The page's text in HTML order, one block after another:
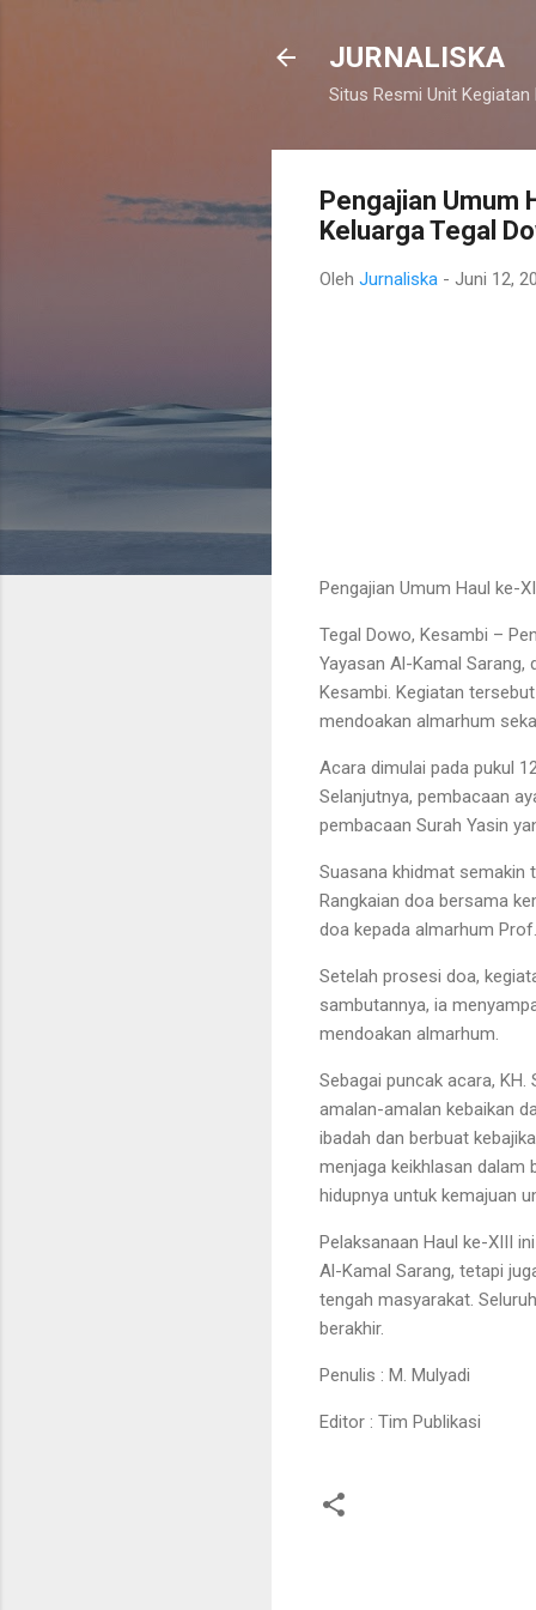
JURNALISKA
Situs Resmi Unit
Pengajian Umum
Keluarga Tegal
Oleh Jurnaliska - Juni 12,
Pengajian Umum Haul ke-
Tegal Dowo, Kesambi –
Yayasan Al-Kamal Sarang,
Kesambi. Kegiatan
mendoakan almarhum
Acara dimulai pada pukul
Selanjutnya, pembacaan
pembacaan Surah Yasin
Suasana khidmat semakin
Rangkaian doa bersama
doa kepada almarhum
Setelah prosesi doa,
sambutannya, ia
mendoakan almarhum.
Sebagai puncak acara,
amalan-amalan kebaikan
ibadah dan berbuat
menjaga keikhlasan dalam
hidupnya untuk kemajuan
Pelaksanaan Haul ke-XIII
Al-Kamal Sarang, tetapi
tengah masyarakat.
berakhir.
Penulis : M. Mulyadi
Editor : Tim Publikasi